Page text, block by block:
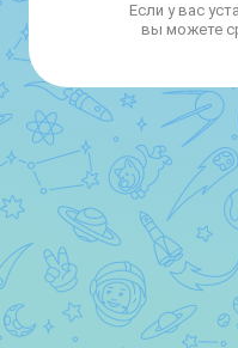
Если у вас
вы можете